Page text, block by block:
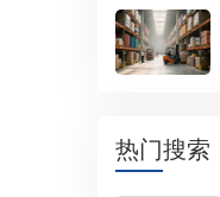
热门搜索